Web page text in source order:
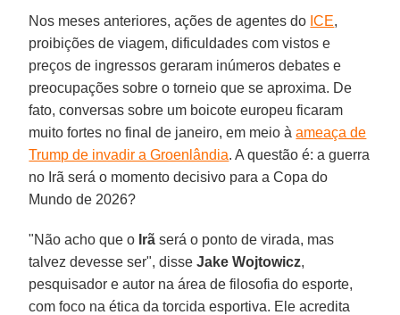
Nos meses anteriores, ações de agentes do ICE,
proibições de viagem, dificuldades com vistos e
preços de ingressos geraram inúmeros debates e
preocupações sobre o torneio que se aproxima. De
fato, conversas sobre um boicote europeu ficaram
muito fortes no final de janeiro, em meio àameaça de
Trump de invadir a Groenlândia. A questão é: a guerra
no Irã será o momento decisivo para a Copa do
Mundo de 2026?
"Não acho que o Irã será o ponto de virada, mas
talvez devesse ser", disseJake Wojtowicz,
pesquisador e autor na área de filosofia do esporte,
com foco na ética da torcida esportiva. Ele acredita